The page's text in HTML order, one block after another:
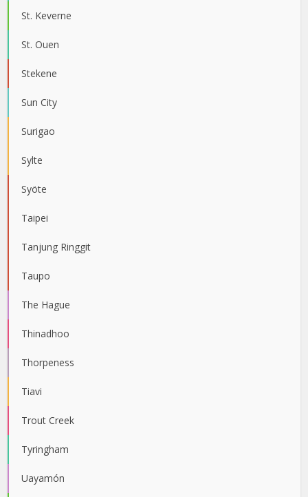
St. Keverne
St. Ouen
Stekene
Sun City
Surigao
Sylte
Syöte
Taipei
Tanjung Ringgit
Taupo
The Hague
Thinadhoo
Thorpeness
Tiavi
Trout Creek
Tyringham
Uayamón